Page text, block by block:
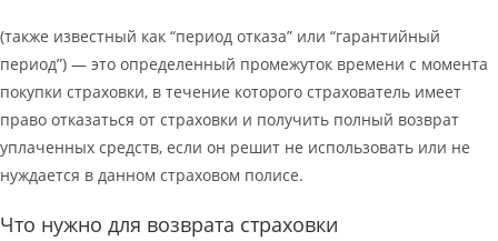
(также известный как “период отказа” или “гарантийный
период”) — это определенный промежуток времени с момента
покупки страховки, в течение которого страхователь имеет
право отказаться от страховки и получить полный возврат
уплаченных средств, если он решит не использовать или не
нуждается в данном страховом полисе.
Что нужно для возврата страховки